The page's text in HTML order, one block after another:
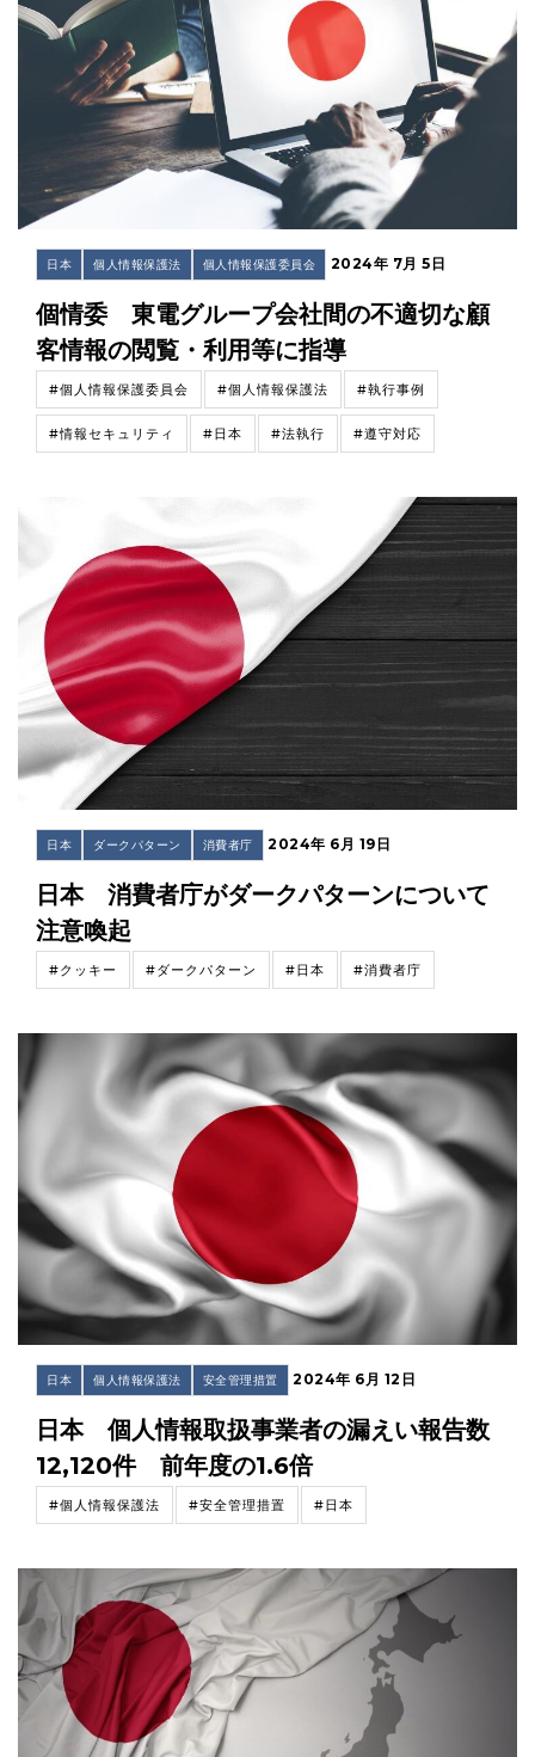
日本 個人情報保護法 個人情報保護委員会 2024年 7月 5日
個情委 東電グループ会社間の不適切な顧
客情報の閲覧・利用等に指導
#個人情報保護委員会 #個人情報保護法 #執行事例
#情報セキュリティ #日本 #法執行 #遵守対応
日本 ダークパターン 消費者庁 2024年 6月 19日
日本 消費者庁がダークパターンについて
注意喚起
#クッキー #ダークパターン #日本 #消費者庁
日本 個人情報保護法 安全管理措置 2024年 6月 12日
日本 個人情報取扱事業者の漏えい報告数
12,120件 前年度の1.6倍
#個人情報保護法 #安全管理措置 #日本